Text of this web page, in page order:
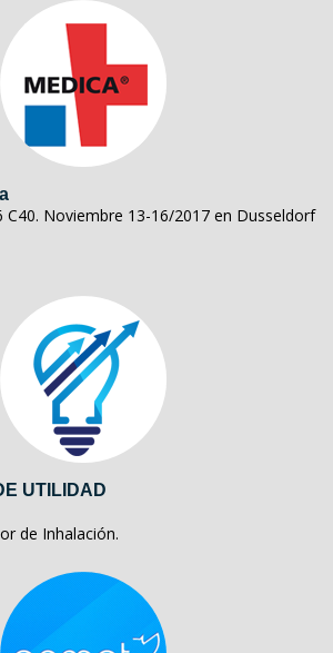
C40. Noviembre 13-16/2017 en Dusseldorf
UTILIDAD
de Inhalación.